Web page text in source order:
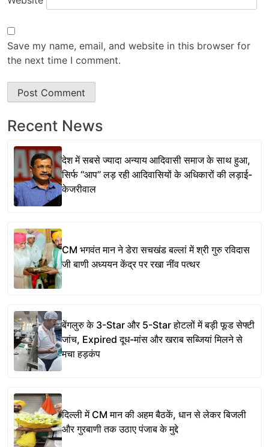
Save my name, email, and website in this browser for
the next time I comment.
Recent News
देश में सबसे ज्यादा अन्याय आदिवासी समाज के साथ हुआ,
सिर्फ ‘‘आप’’ लड़ रही आदिवासियों के अधिकारों की लड़ाई-
केजरीवाल
CM भगवंत मान ने डेरा सचखंड बल्लां में श्री गुरु रविदास
जी बाणी अध्ययन केंद्र पर रखा नींव पत्थर
बेंगलुरु के 3-Star और 5-Star होटलों में बड़ी फूड सेफ्टी
जांच, Expired दूध-मांस और खराब सब्जियां मिलने से
मचा हड़कंप
दिल्ली में CM मान की अहम बैठकें, धान से लेकर बिजली
और गुरबाणी तक उठाए पंजाब के मुद्दे